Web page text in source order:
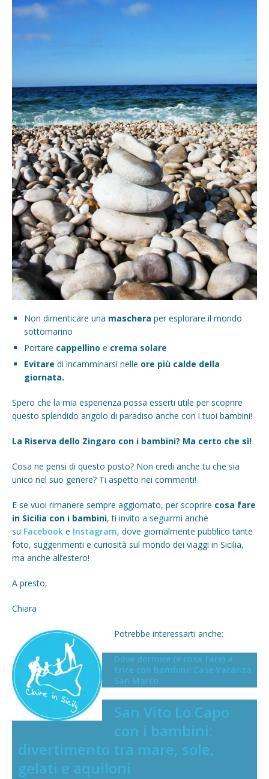
Non dimenticare una maschera per esplorare il mondo
sottomarino
Portare cappellino e crema solare
Evitare di incamminarsi nelle ore più calde della
giornata.
Spero che la mia esperienza possa esserti utile per scoprire
questo splendido angolo di paradiso anche con i tuoi bambini!
La Riserva dello Zingaro con i bambini? Ma certo che sì!
Cosa ne pensi di questo posto? Non credi anche tu che sia
unico nel suo genere? Ti aspetto nei commenti!
E se vuoi rimanere sempre aggiornato, per scoprire cosa fare
in Sicilia con i bambini, ti invito a seguirmi anche
su Facebook e Instagram, dove giornalmente pubblico tante
foto, suggerimenti e curiosità sul mondo dei viaggi in Sicilia,
ma anche all’estero!
A presto,
Chiara
Potrebbe interessarti anche:
Dove dormire (e cosa fare) a
Erice con bambini: Case Vacanza
San Marco
San Vito Lo Capo
con i bambini:
divertimento tra mare, sole,
gelati e aquiloni